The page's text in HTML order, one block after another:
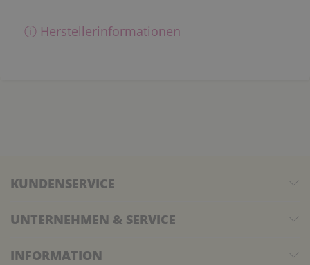
ⓘ Herstellerinformationen
KUNDENSERVICE
UNTERNEHMEN & SERVICE
INFORMATION